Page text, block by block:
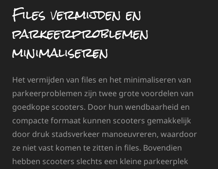
Files vermijden en
parkeerproblemen
minimaliseren
Het vermijden van files en het minimaliseren van
parkeerproblemen zijn twee grote voordelen van
goedkope scooters. Door hun wendbaarheid en
compacte formaat kunnen scooters gemakkelijk
door druk stadsverkeer manoeuvreren, waardoor
ze niet vast komen te zitten in files. Bovendien
hebben scooters slechts een kleine parkeerplek